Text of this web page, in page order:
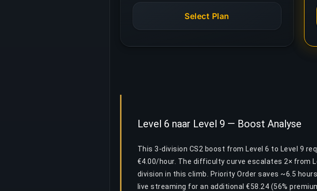
Select Plan
Level 6 naar Level 9 — Boost Analyse
This 3-division CS2 boost from Level 6 to Level 9
€4.00/hour. The difficulty curve escalates 2× from
division in this climb. Priority Order saves ~6.5
live streaming for an additional €58.24 (56%